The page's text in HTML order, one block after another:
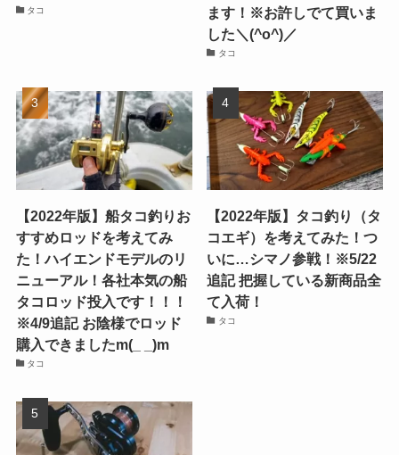
タコ
ます！※お許しでて買いま
した＼(^o^)／
タコ
【2022年版】船タコ釣りお
すすめロッドを考えてみ
た！ハイエンドモデルのリ
ニューアル！各社本気の船
タコロッド投入です！！！
※4/9追記 お陰様でロッド
購入できましたm(_ _)m
タコ
【2022年版】タコ釣り（タ
コエギ）を考えてみた！つ
いに…シマノ参戦！※5/22
追記 把握している新商品全
て入荷！
タコ